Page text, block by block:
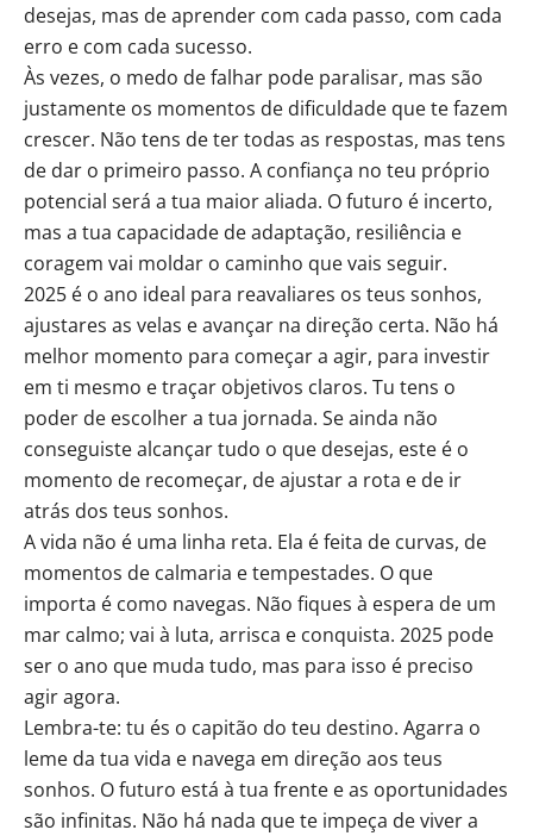
desejas, mas de aprender com cada passo, com cada
erro e com cada sucesso.
Às vezes, o medo de falhar pode paralisar, mas são
justamente os momentos de dificuldade que te fazem
crescer. Não tens de ter todas as respostas, mas tens
de dar o primeiro passo. A confiança no teu próprio
potencial será a tua maior aliada. O futuro é incerto,
mas a tua capacidade de adaptação, resiliência e
coragem vai moldar o caminho que vais seguir.
2025 é o ano ideal para reavaliares os teus sonhos,
ajustares as velas e avançar na direção certa. Não há
melhor momento para começar a agir, para investir
em ti mesmo e traçar objetivos claros. Tu tens o
poder de escolher a tua jornada. Se ainda não
conseguiste alcançar tudo o que desejas, este é o
momento de recomeçar, de ajustar a rota e de ir
atrás dos teus sonhos.
A vida não é uma linha reta. Ela é feita de curvas, de
momentos de calmaria e tempestades. O que
importa é como navegas. Não fiques à espera de um
mar calmo; vai à luta, arrisca e conquista. 2025 pode
ser o ano que muda tudo, mas para isso é preciso
agir agora.
Lembra-te: tu és o capitão do teu destino. Agarra o
leme da tua vida e navega em direção aos teus
sonhos. O futuro está à tua frente e as oportunidades
são infinitas. Não há nada que te impeça de viver a